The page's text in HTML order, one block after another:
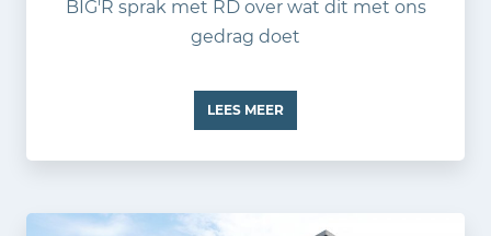
BIG'R sprak met RD over wat dit met ons
gedrag doet
LEES MEER